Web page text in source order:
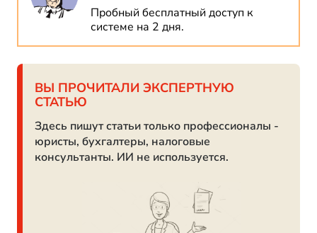
Пробный бесплатный доступ к
системе на 2 дня.
ВЫ ПРОЧИТАЛИ ЭКСПЕРТНУЮ
СТАТЬЮ
Здесь пишут статьи только профессионалы -
юристы, бухгалтеры, налоговые
консультанты. ИИ не используется.